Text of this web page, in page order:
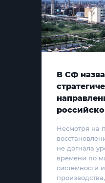
В СФ
Несмотря на
не догнала
времени по
системности